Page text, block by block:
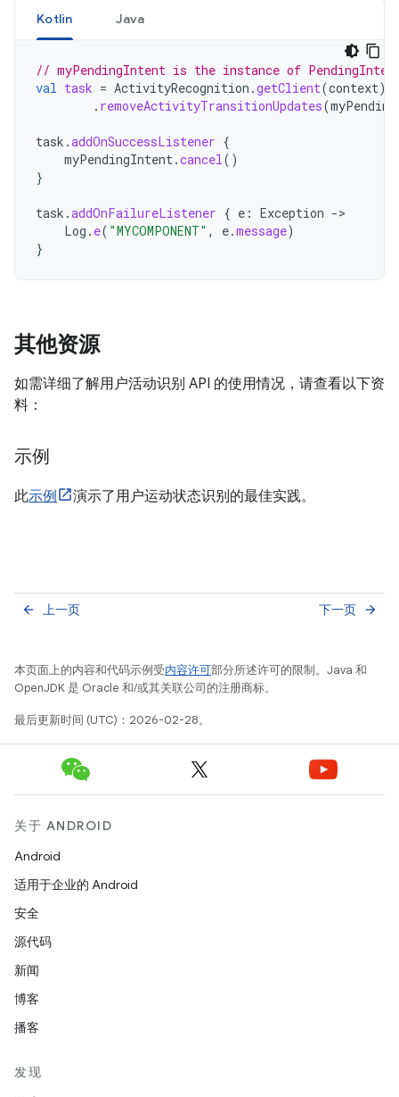
Kotlin Java
// myPendingIntent is the instance of
val task = ActivityRecognition .getClient(context)
. removeActivityTransitionUpdates(
task .addOnSuccessListener {
myPendingIntent.cancel()
}
task .addOnFailureListener { e : Exception ->
Log . e( "MYCOMPONENT" , e.message)
}
其他资源
如需详细了解用户活动识别 API 的使用情况，请查看以下资
料：
示例
此示例 演示了用户运动状态识别的最佳实践。
上一页
arrow_back 下一页 arrow_forward
本页面上的内容和代码示例受内容许可部分所述许可的限制。Java 和
OpenJDK 是 Oracle 和/或其关联公司的注册商标。
最后更新时间 (UTC)：2026-02-28。
关于 ANDROID
Android
适用于企业的 Android
安全
源代码
新闻
博客
播客
发现